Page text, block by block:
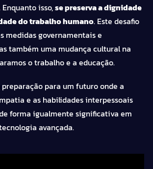
isso,se preserva a dignidade
do trabalho humano. Este desafio
medidas governamentais e
também uma mudança cultural na
o trabalho e a educação.
para um futuro onde a
e as habilidades interpessoais
forma igualmente significativa em
avançada.